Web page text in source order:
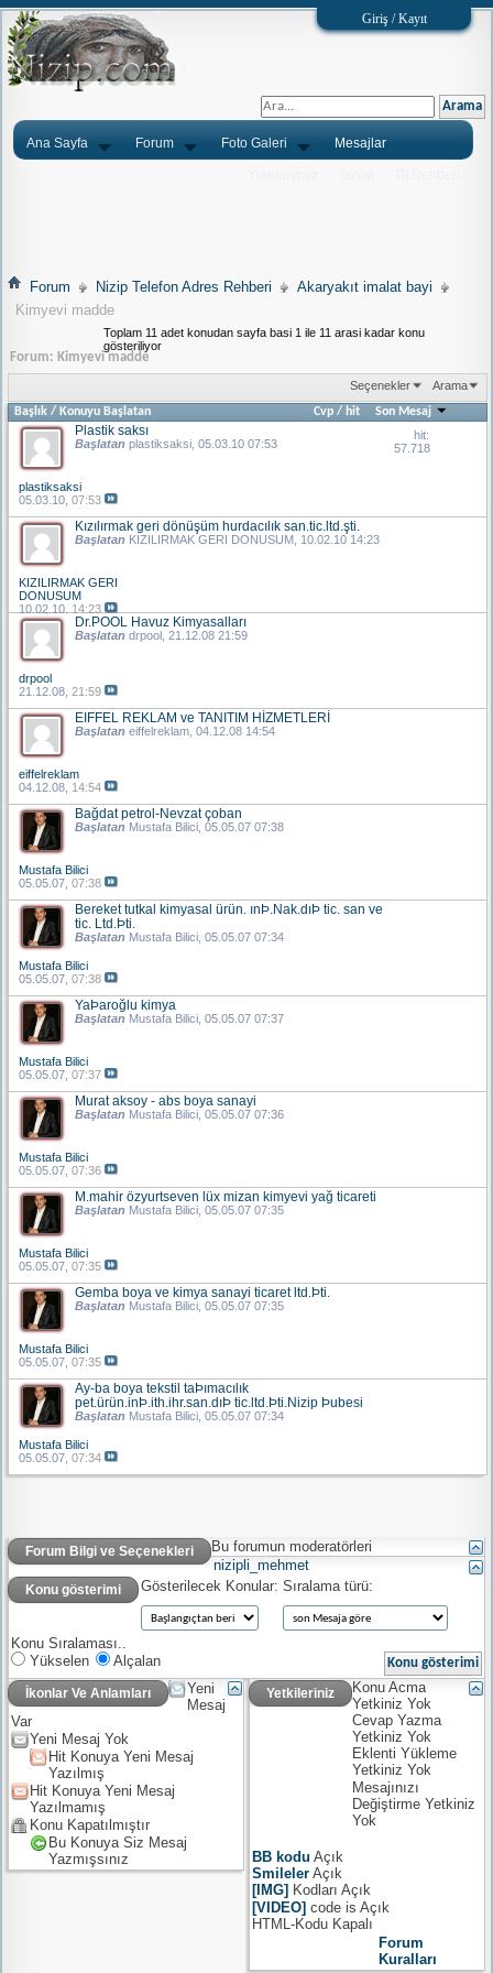
Giriş / Kayıt
Ana Sayfa Forum Foto Galeri Mesajlar
Forum Nizip Telefon Adres Rehberi
Akaryakıt imalat bayi
Kimyevi madde
Toplam 11 adet konudan sayfa basi 1 ile 11 arasi kadar konu
gösteriliyor
Forum: Kimyevi madde
Seçenekler Arama
Başlık / Konuyu Başlatan Cvp /hit Son Mesaj
Plastik saksı
Başlatan plastiksaksi, 05.03.10 07:53
hit:
57.718
plastiksaksi
05.03.10, 07:53
Kızılırmak geri dönüşüm hurdacılık san.tic.ltd.şti.
Başlatan KIZILIRMAK GERI DONUSUM, 10.02.10 14:23
KIZILIRMAK GERI
DONUSUM
10.02.10,14:23
Dr.POOL Havuz Kimyasalları
Başlatan drpool , 21.12.08 21:59
drpool
21.12.08, 21:59
EIFFEL REKLAM ve TANITIM HİZMETLERİ
Başlatan eiffelreklam, 04.12.08 14:54
eiffelreklam
04.12.08, 14:54
Bağdat petrol-Nevzat çoban
Başlatan Mustafa Bilici, 05.05.07 07:38
Mustafa Bilici
05.05.07, 07:38
Bereket tutkal kimyasal ürün. ınÞ.Nak.dıÞ tic. san ve
tic. Ltd.Þti.
Başlatan Mustafa Bilici , 05.05.07 07:34
Mustafa Bilici
05.05.07, 07:38
YaÞaroğlu kimya
Başlatan Mustafa Bilici , 05.05.07 07:37
Mustafa Bilici
05.05.07, 07:37
Murat aksoy - abs boya sanayi
Başlatan Mustafa Bilici , 05.05.07 07:36
Mustafa Bilici
05.05.07, 07:36
M.mahir özyurtseven lüx mizan kimyevi yağ ticareti
Başlatan Mustafa Bilici , 05.05.07 07:35
Mustafa Bilici
05.05.07, 07:35
Gemba boya ve kimya sanayi ticaret ltd.Þti.
Başlatan Mustafa Bilici , 05.05.07 07:35
Mustafa Bilici
05.05.07, 07:35
Ay-ba boya tekstil taÞımacılık
pet.ürün.inÞ.ith.ihr.san.dıÞ tic.ltd.Þti.Nizip Þubesi
Başlatan Mustafa Bilici , 05.05.07 07:34
Mustafa Bilici
05.05.07, 07:34
Forum Bilgi ve Seçenekleri
Bu forumun moderatörleri
nizipli_mehmet
Konu gösterimi Gösterilecek Konular: Sıralama türü:
Konu Sıralaması..
Yükselen
Alçalan
İkonlar Ve Anlamları
Yeni
Mesaj
Var
Yeni Mesaj Yok
Hit Konuya Yeni Mesaj
Yazılmış
Hit Konuya Yeni Mesaj
Yazılmamış
Konu Kapatılmıştır
Bu Konuya Siz Mesaj
Yazmışsınız
Yetkileriniz
Konu Acma
YetkinizYok
Cevap Yazma
YetkinizYok
Eklenti Yükleme
YetkinizYok
Mesajınızı
Değiştirme Yetkiniz
Yok
BB kodu Açık
Smileler Açık
[IMG] KodlarıAçık
[VIDEO] code isAçık
HTML-Kodu Kapalı
Forum
Kuralları